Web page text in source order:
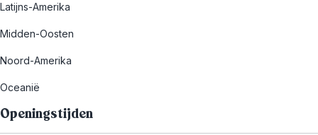
Latijns-Amerika
Midden-Oosten
Noord-Amerika
Oceanië
Openingstijden